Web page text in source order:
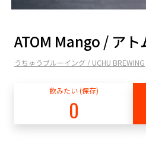
ATOM Mango / アト
うちゅうブルーイング / UCHU BREWING
飲みたい (保存)
0